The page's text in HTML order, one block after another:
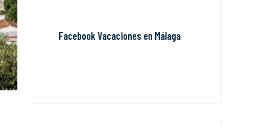
Facebook Vacaciones en Málaga